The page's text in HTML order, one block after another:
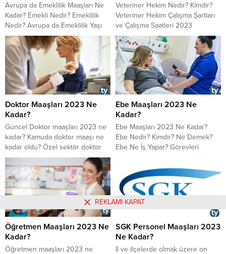
Avrupa da Emeklilik Maaşları Ne
Kadar? Emekli Nedir? Emeklilik
Nedir? Avrupa da Emeklilik Yaşı
Kaç? Avrupa da Emeklilik Şartları
Nelerdir?
Veteriner Hekim Nedir? Kimdir?
Veteriner Hekim Çalışma Şartları
ve Çalışma Saatleri 2023
Veteriner Hekim Maaşları 2023
Ne Kadar? Devlette Veteriner
Hekim Maaşı 2023 Özel Sektörde
Veteriner Hekim Maaşı 2023
Doktor Maaşları 2023 Ne
Kadar?
Güncel Doktor maaşları 2023 ne
kadar? Kamuda doktor maaşı ne
kadar oldu? Özel sektör doktor
maaşları ne kadar? Ocak 2023
zam oranı ne kadar oldu?
Devlette doktor maaşları ne
kadar? Konuyla ilgili tüm detaylar
haberimizde.
Ebe Maaşları 2023 Ne
Kadar?
Ebe Maaşları 2023 Ne Kadar?
Ebe Nedir? Kimdir? Ne Demek?
Ebe Ne İş Yapar? Görevleri
Çalışma Saatleri 2023 nasıl?
Devlette ve özel sektörde ebe
maaşı 2023 ne kadar? Ebe nasıl
olmalı?
Öğretmen Maaşları 2023 Ne
Kadar?
Öğretmen maaşları 2023 ne
SGK Personel Maaşları 2023
Ne Kadar?
İl ve ilçelerde olmak üzere on
REKLAMI KAPAT